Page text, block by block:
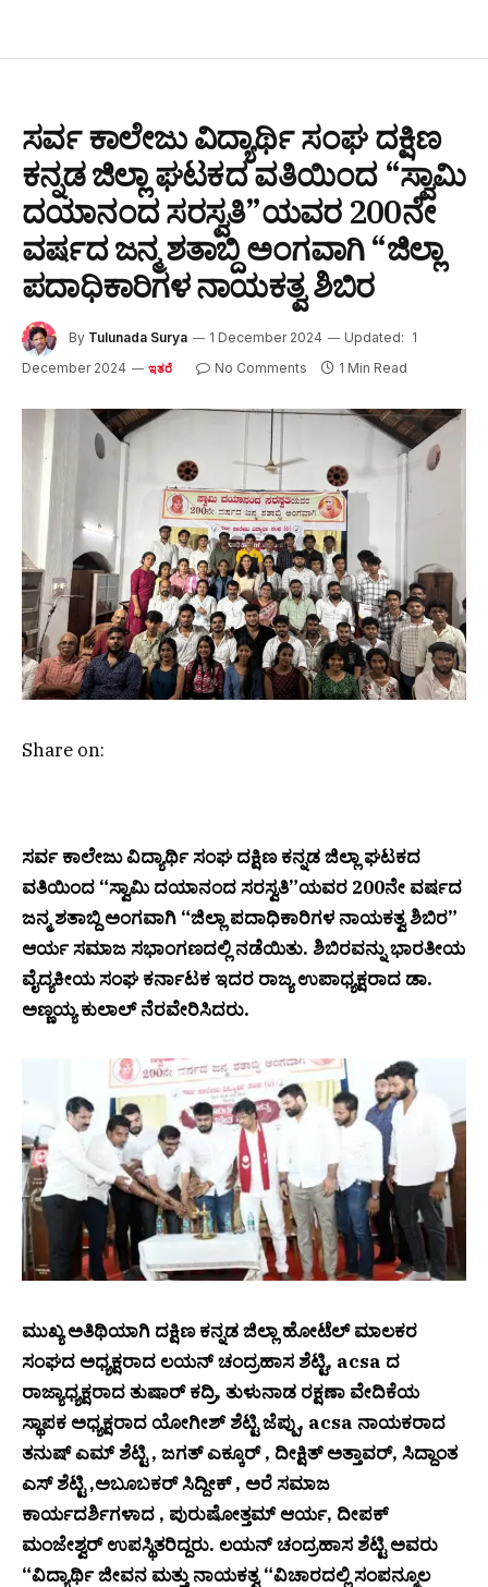
ಸರ್ವ ಕಾಲೇಜು ವಿದ್ಯಾರ್ಥಿ ಸಂಘ ದಕ್ಷಿಣ
ಕನ್ನಡ ಜಿಲ್ಲಾ ಘಟಕದ ವತಿಯಿಂದ “ಸ್ವಾಮಿ
ದಯಾನಂದ ಸರಸ್ವತಿ”ಯವರ 200ನೇ
ವರ್ಷದ ಜನ್ಮ ಶತಾಬ್ದಿ ಅಂಗವಾಗಿ “ಜಿಲ್ಲಾ
ಪದಾಧಿಕಾರಿಗಳ ನಾಯಕತ್ವ ಶಿಬಿರ
By Tulunada Surya 1 December 2024 Updated: 1
December 2024
ಇತರೆ No Comments 1 Min Read
Share on:
ಸರ್ವ ಕಾಲೇಜು ವಿದ್ಯಾರ್ಥಿ ಸಂಘ ದಕ್ಷಿಣ ಕನ್ನಡ ಜಿಲ್ಲಾ ಘಟಕದ
ವತಿಯಿಂದ “ಸ್ವಾಮಿ ದಯಾನಂದ ಸರಸ್ವತಿ”ಯವರ 200ನೇ ವರ್ಷದ
ಜನ್ಮ ಶತಾಬ್ದಿ ಅಂಗವಾಗಿ “ಜಿಲ್ಲಾ ಪದಾಧಿಕಾರಿಗಳ ನಾಯಕತ್ವ ಶಿಬಿರ”
ಆರ್ಯ ಸಮಾಜ ಸಭಾಂಗಣದಲ್ಲಿ ನಡೆಯಿತು. ಶಿಬಿರವನ್ನು ಭಾರತೀಯ
ವೈದ್ಯಕೀಯ ಸಂಘ ಕರ್ನಾಟಕ ಇದರ ರಾಜ್ಯ ಉಪಾಧ್ಯಕ್ಷರಾದ ಡಾ.
ಅಣ್ಣಯ್ಯ ಕುಲಾಲ್ ನೆರವೇರಿಸಿದರು.
ಮುಖ್ಯ ಅತಿಥಿಯಾಗಿ ದಕ್ಷಿಣ ಕನ್ನಡ ಜಿಲ್ಲಾ ಹೋಟೆಲ್ ಮಾಲಕರ
ಸಂಘದ ಅಧ್ಯಕ್ಷರಾದ ಲಯನ್ ಚಂದ್ರಹಾಸ ಶೆಟ್ಟಿ, acsa ದ
ರಾಜ್ಯಾಧ್ಯಕ್ಷರಾದ ತುಷಾರ್ ಕದ್ರಿ, ತುಳುನಾಡ ರಕ್ಷಣಾ ವೇದಿಕೆಯ
ಸ್ಥಾಪಕ ಅಧ್ಯಕ್ಷರಾದ ಯೋಗೀಶ್ ಶೆಟ್ಟಿ ಜೆಪ್ಪು, acsa ನಾಯಕರಾದ
ತನುಷ್ ಎಮ್ ಶೆಟ್ಟಿ , ಜಗತ್ ಎಕ್ಕೂರ್ , ದೀಕ್ಷಿತ್ ಅತ್ತಾವರ್, ಸಿದ್ದಾಂತ
ಎಸ್ ಶೆಟ್ಟಿ ,ಅಬೂಬಕರ್ ಸಿದ್ದೀಕ್ , ಅರೆ ಸಮಾಜ
ಕಾರ್ಯದರ್ಶಿಗಳಾದ , ಪುರುಷೋತ್ತಮ್ ಆರ್ಯ, ದೀಪಕ್
ಮಂಜೇಶ್ವರ್ ಉಪಸ್ಥಿತರಿದ್ದರು. ಲಯನ್ ಚಂದ್ರಹಾಸ ಶೆಟ್ಟಿ ಅವರು
“ವಿದ್ಯಾರ್ಥಿ ಜೀವನ ಮತ್ತು ನಾಯಕತ್ವ “ವಿಚಾರದಲ್ಲಿ ಸಂಪನ್ಮೂಲ